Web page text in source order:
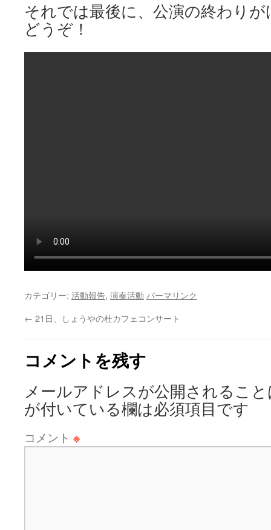
それでは最後に、公演の終わり
どうぞ！
カテゴリー: 活動報告, 演奏活動 パーマリンク
← 21日、しょうやの杜カフェコンサート
コメントを残す
メールアドレスが公開されるこ
が付いている欄は必須項目です
コメント ※